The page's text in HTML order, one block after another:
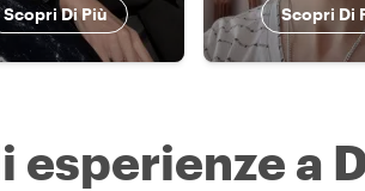
Scopri Di Più Scopri Di
a